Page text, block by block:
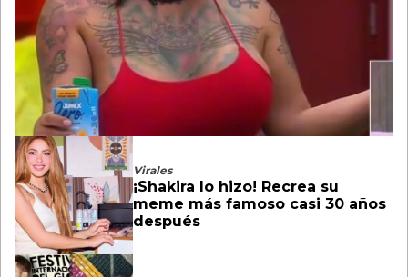
Virales
¡Shakira lo hizo! Recrea su
meme más famoso casi 30 años
después